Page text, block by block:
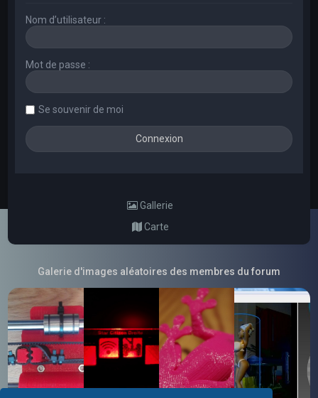
Nom d’utilisateur :
Mot de passe :
Se souvenir de moi
Gallerie
Carte
Galerie d'images aléatoires des membres du forum